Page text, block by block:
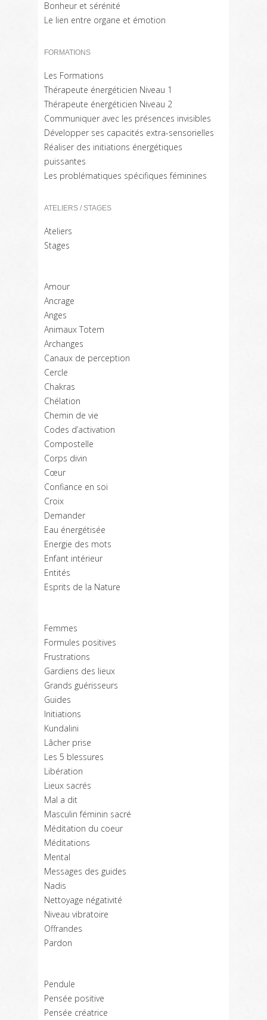
Bonheur et sérénité
Le lien entre organe et émotion
FORMATIONS
Les Formations
Thérapeute énergéticien Niveau 1
Thérapeute énergéticien Niveau 2
Communiquer avec les présences invisibles
Développer ses capacités extra-sensorielles
Réaliser des initiations énergétiques
puissantes
Les problématiques spécifiques féminines
ATELIERS / STAGES
Ateliers
Stages
Amour
Ancrage
Anges
Animaux Totem
Archanges
Canaux de perception
Cercle
Chakras
Chélation
Chemin de vie
Codes d’activation
Compostelle
Corps divin
Cœur
Confiance en soi
Croix
Demander
Eau énergétisée
Energie des mots
Enfant intérieur
Entités
Esprits de la Nature
Femmes
Formules positives
Frustrations
Gardiens des lieux
Grands guérisseurs
Guides
Initiations
Kundalini
Lâcher prise
Les 5 blessures
Libération
Lieux sacrés
Mal a dit
Masculin féminin sacré
Méditation du coeur
Méditations
Mental
Messages des guides
Nadis
Nettoyage négativité
Niveau vibratoire
Offrandes
Pardon
Pendule
Pensée positive
Pensée créatrice